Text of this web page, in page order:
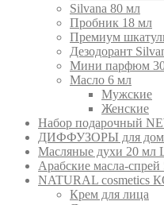
Silvana 80 мл
Пробник 18 мл
Премиум
Дезодорант
Мини парфюм
Масло 6 мл
Мужские
Женские
Набор подарочный
ДИФФУЗОРЫ для
Масляные духи 20 мл
Арабские масла-спрей
NATURAL
Крем для лица